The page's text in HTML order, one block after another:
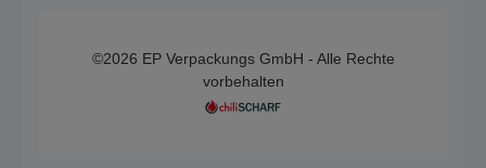
©2026 EP Verpackungs GmbH - Alle Rechte
vorbehalten